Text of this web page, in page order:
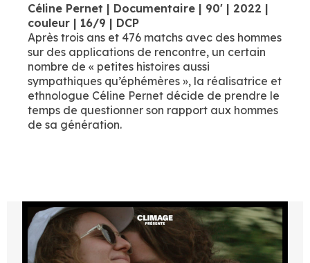
Céline Pernet | Documentaire | 90' | 2022 |
couleur | 16/9 | DCP
Après trois ans et 476 matchs avec des hommes
sur des applications de rencontre, un certain
nombre de « petites histoires aussi
sympathiques qu’éphémères », la réalisatrice et
ethnologue Céline Pernet décide de prendre le
temps de questionner son rapport aux hommes
de sa génération.